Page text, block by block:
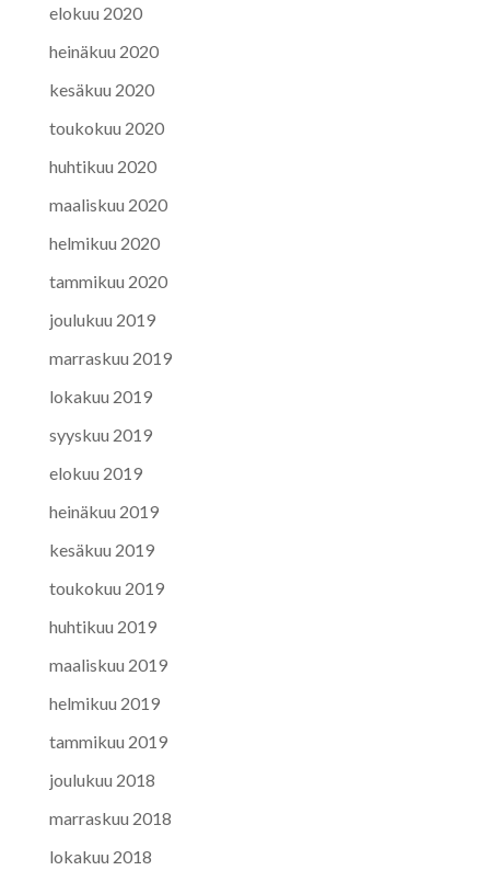
elokuu 2020
heinäkuu 2020
kesäkuu 2020
toukokuu 2020
huhtikuu 2020
maaliskuu 2020
helmikuu 2020
tammikuu 2020
joulukuu 2019
marraskuu 2019
lokakuu 2019
syyskuu 2019
elokuu 2019
heinäkuu 2019
kesäkuu 2019
toukokuu 2019
huhtikuu 2019
maaliskuu 2019
helmikuu 2019
tammikuu 2019
joulukuu 2018
marraskuu 2018
lokakuu 2018